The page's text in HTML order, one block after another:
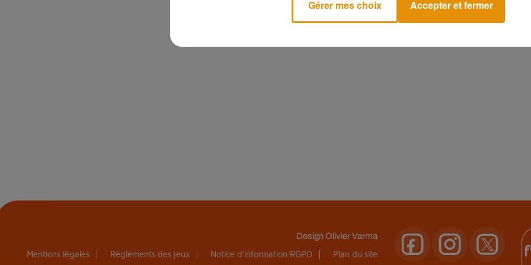
DesignOlivier Varma
Mentions légales Règlements des jeux Notice d’information RGPD Plan du site
Gérer mes choix Accepter et fermer